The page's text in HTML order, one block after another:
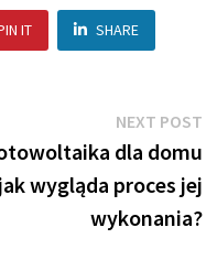
IT SHARE
NEXT POST
dla domu
wygląda proces jej
wykonania?